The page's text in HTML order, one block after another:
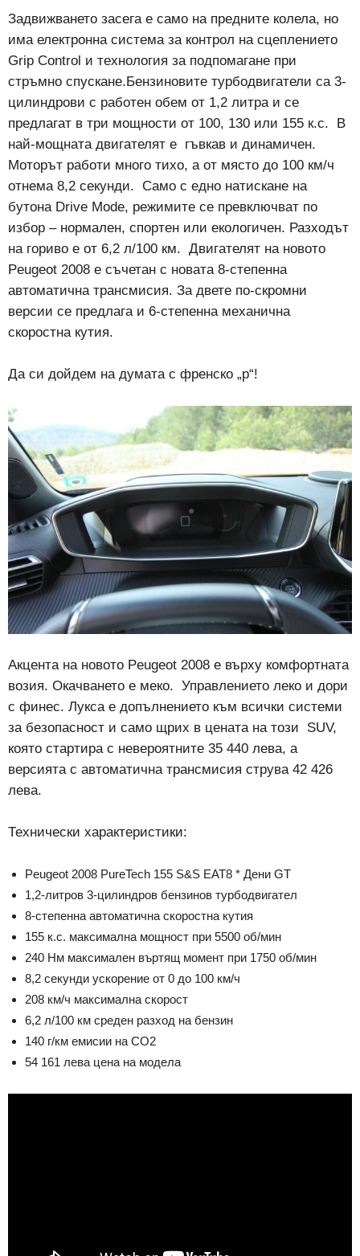
Задвижването засега е само на предните колела, но
има електронна система за контрол на сцеплението
Grip Control и технология за подпомагане при
стръмно спускане.Бензиновите турбодвигатели са 3-
цилиндрови с работен обем от 1,2 литра и се
предлагат в три мощности от 100, 130 или 155 к.с. В
най-мощната двигателят е гъвкав и динамичен.
Моторът работи много тихо, а от място до 100 км/ч
отнема 8,2 секунди. Само с едно натискане на
бутона Drive Mode, режимите се превключват по
избор – нормален, спортен или екологичен. Разходът
на гориво е от 6,2 л/100 км. Двигателят на новото
Peugeot 2008 е съчетан с новата 8-степенна
автоматична трансмисия. За двете по-скромни
версии се предлага и 6-степенна механична
скоростна кутия.
Да си дойдем на думата с френско „р“!
Акцента на новото Peugeot 2008 е върху комфортната
возия. Окачването е меко. Управлението леко и дори
с финес. Лукса е допълнението към всички системи
за безопасност и само щрих в цената на този SUV,
която стартира с невероятните 35 440 лева, а
версията с автоматична трансмисия струва 42 426
лева.
Технически характеристики:
Peugeot 2008 PureTech 155 S&S EAT8 * Дени GT
1,2-литров 3-цилиндров бензинов турбодвигател
8-степенна автоматична скоростна кутия
155 к.с. максимална мощност при 5500 об/мин
240 Нм максимален въртящ момент при 1750 об/мин
8,2 секунди ускорение от 0 до 100 км/ч
208 км/ч максимална скорост
6,2 л/100 км среден разход на бензин
140 г/км емисии на СО2
54 161 лева цена на модела